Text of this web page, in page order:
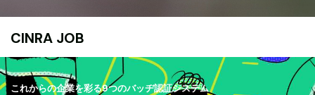
CINRA JOB
これからの企業を彩る9つのバッヂ認証システム